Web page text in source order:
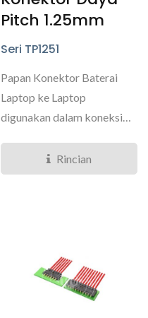
Pitch 1.25mm
Seri TP1251
Papan Konektor Baterai
Laptop ke Laptop
digunakan dalam koneksi
Rincian